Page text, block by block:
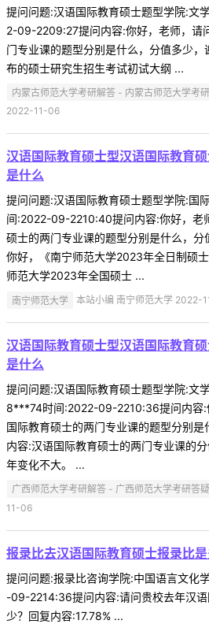
提问问题:汉语国际教育硕士题型学院:文
2-09-2209:27提问内容:你好，老师，请
门专业课的题型分别是什么，分值多少
布的硕士研究生招生考试初试大纲 ...
内蒙古师范大学考研解答 - 内蒙古师范大学考
2022-11-06
汉语国际教育硕士型汉语国际教育
是什么
提问问题:汉语国际教育硕士题型学院:国
间:2022-09-2210:40提问内容:你好，老
硕士的两门专业课的题型分别是什么，
你好，《南宁师范大学2023年全日制硕
师范大学2023年全国硕士 ...
南宁师范大学 本站小编 南宁师范大学 2022-
汉语国际教育硕士型汉语国际教育
是什么
提问问题:汉语国际教育硕士题型学院:文
8***74时间:2022-09-2210:36提问内容:
国际教育硕士的两门专业课的题型分别
内容:汉语国际教育硕士的两门专业课的
年变化不大。 ...
广西师范大学考研解答 - 广西师范大学考研答疑
11-06
报录比去汉语国际教育硕士报录比
提问问题:报录比咨询学院:中国语言文
-09-2214:36提问内容:请问贵校去年汉
少？回复内容:17.78% ...